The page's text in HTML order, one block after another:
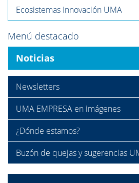
Ecosistemas Innovación UMA
Menú destacado
Noticias
Newsletters
UMA EMPRESA en imágenes
¿Dónde estamos?
Buzón de quejas y sugerencias